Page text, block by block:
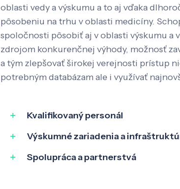
oblasti vedy a výskumu a to aj vďaka
pôsobeniu na trhu v oblasti medicíny.
spoločnosti pôsobiť aj v oblasti výskumu a
zdrojom konkurenčnej výhody, možnosť
a tým zlepšovať širokej verejnosti prístup
potrebným databázam ale i využívať
Kvalifikovaný personál
Výskumné zariadenia a
Spolupráca a partnerstvá